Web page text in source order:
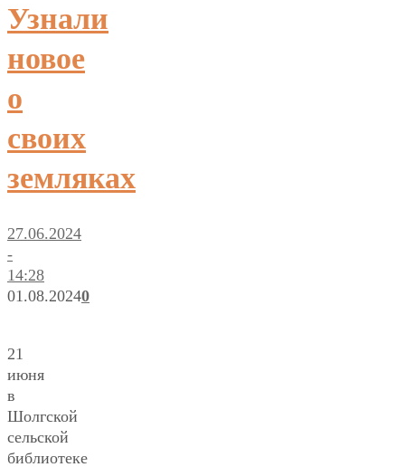
Узнали
новое
о
своих
земляках
27.06.2024
-
14:28
01.08.20240
21
июня
в
Шолгской
сельской
библиотеке